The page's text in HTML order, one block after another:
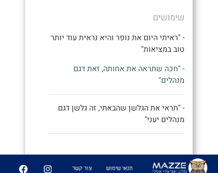
שימושים
- "ראיתי היום את נופר והיא נראית עוד יותר
טוב במציאות"
- "חכה שתראה את אחותה, זאת דגם
מנהלים"
- "תראי את הגלשן שהבאתי, זה גלשן דגם
מנהלים יעני"
תנאי שימוש צור קשר